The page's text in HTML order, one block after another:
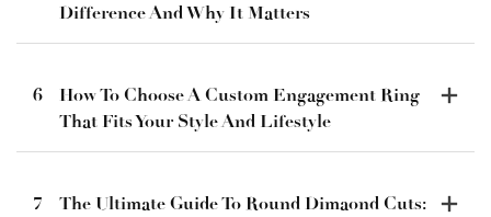
Difference And Why It Matters
6
How To Choose A Custom Engagement Ring
That Fits Your Style And Lifestyle
7
The Ultimate Guide To Round Dimaond Cuts: